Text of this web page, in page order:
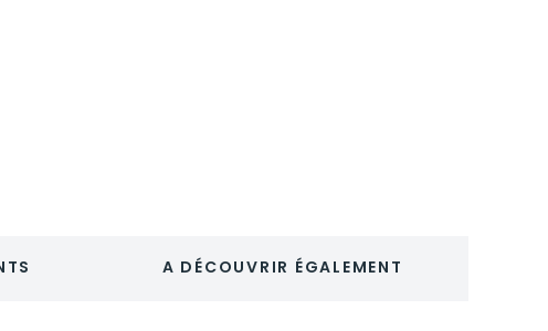
A DÉCOUVRIR ÉGALEMENT